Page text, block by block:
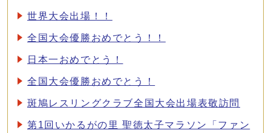
世界大会出場！！
全国大会優勝おめでとう！！
日本一おめでとう！
全国大会優勝おめでとう！
斑鳩レスリングクラブ全国大会出場表敬訪問
第1回いかるがの里 聖徳太子マラソン「ファン